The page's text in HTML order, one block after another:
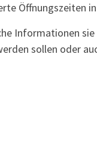
Öffnungszeiten
Informationen
sollen oder